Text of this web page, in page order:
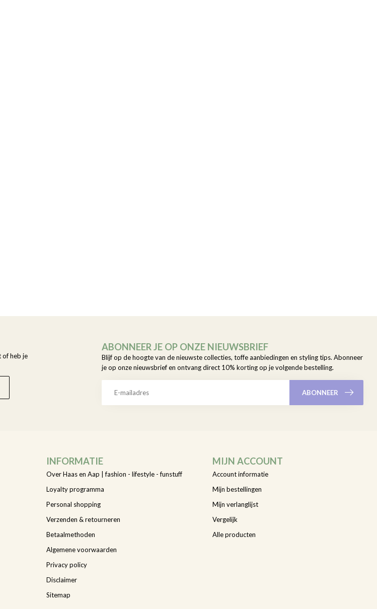
of heb je
ABONNEER JE OP ONZE NIEUWSBRIEF
Blijf op de hoogte van de nieuwste collecties, toffe aanbiedingen en styling tips. Abonneer
je op onze nieuwsbrief en ontvang direct 10% korting op je volgende bestelling.
ABONNEER
INFORMATIE
Over Haas en Aap | fashion - lifestyle - funstuff
Loyalty programma
Personal shopping
Verzenden & retourneren
Betaalmethoden
Algemene voorwaarden
Privacy policy
Disclaimer
Sitemap
MIJN ACCOUNT
Account informatie
Mijn bestellingen
Mijn verlanglijst
Vergelijk
Alle producten